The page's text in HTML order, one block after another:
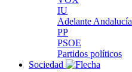
IU
Adelante Andalucía
PP
PSOE
Partidos políticos
Sociedad